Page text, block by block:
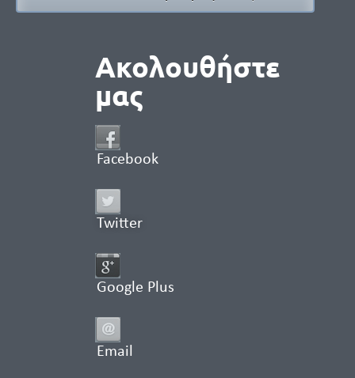
Ακολουθήστε
μας
Facebook
Twitter
Google Plus
Email